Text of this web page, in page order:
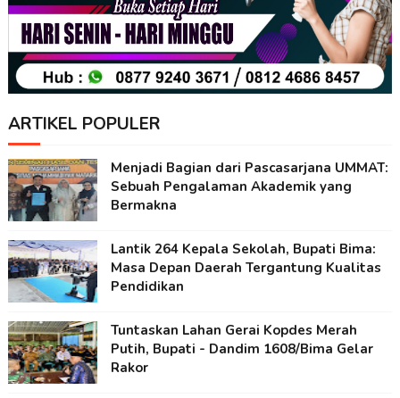
ARTIKEL POPULER
Menjadi Bagian dari Pascasarjana UMMAT:
Sebuah Pengalaman Akademik yang
Bermakna
Lantik 264 Kepala Sekolah, Bupati Bima:
Masa Depan Daerah Tergantung Kualitas
Pendidikan
Tuntaskan Lahan Gerai Kopdes Merah
Putih, Bupati - Dandim 1608/Bima Gelar
Rakor